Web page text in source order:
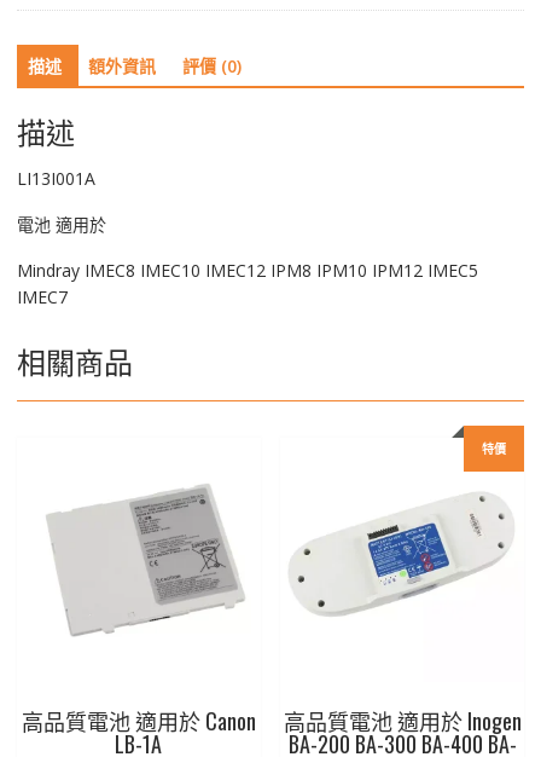
數
量
描述 額外資訊 評價 (0)
描述
LI13I001A
電池 適用於
Mindray IMEC8 IMEC10 IMEC12 IPM8 IPM10 IPM12 IMEC5
IMEC7
相關商品
高品質電池 適用於 Canon
LB-1A
特價
高品質電池 適用於 Inogen
BA-200 BA-300 BA-400 BA-